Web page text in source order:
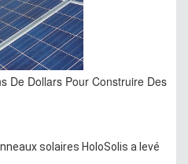
De Dollars Pour Construire Des
solaires HoloSolis a levé